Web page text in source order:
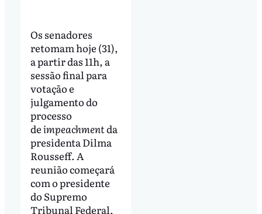
Os senadores
retomam hoje (31),
a partir das 11h, a
sessão final para
votação e
julgamento do
processo
deimpeachmentda
presidenta Dilma
Rousseff. A
reunião começará
com o presidente
do Supremo
Tribunal Federal,